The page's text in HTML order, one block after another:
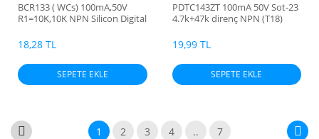
BCR133 ( WCs) 100mA,50V
R1=10K,10K NPN Silicon Digital
18,28 TL
SEPETE EKLE
PDTC143ZT 100mA 50V Sot-23
4.7k+47k direnç NPN (T18)
19,99 TL
SEPETE EKLE
1 2 3 4 .. 7